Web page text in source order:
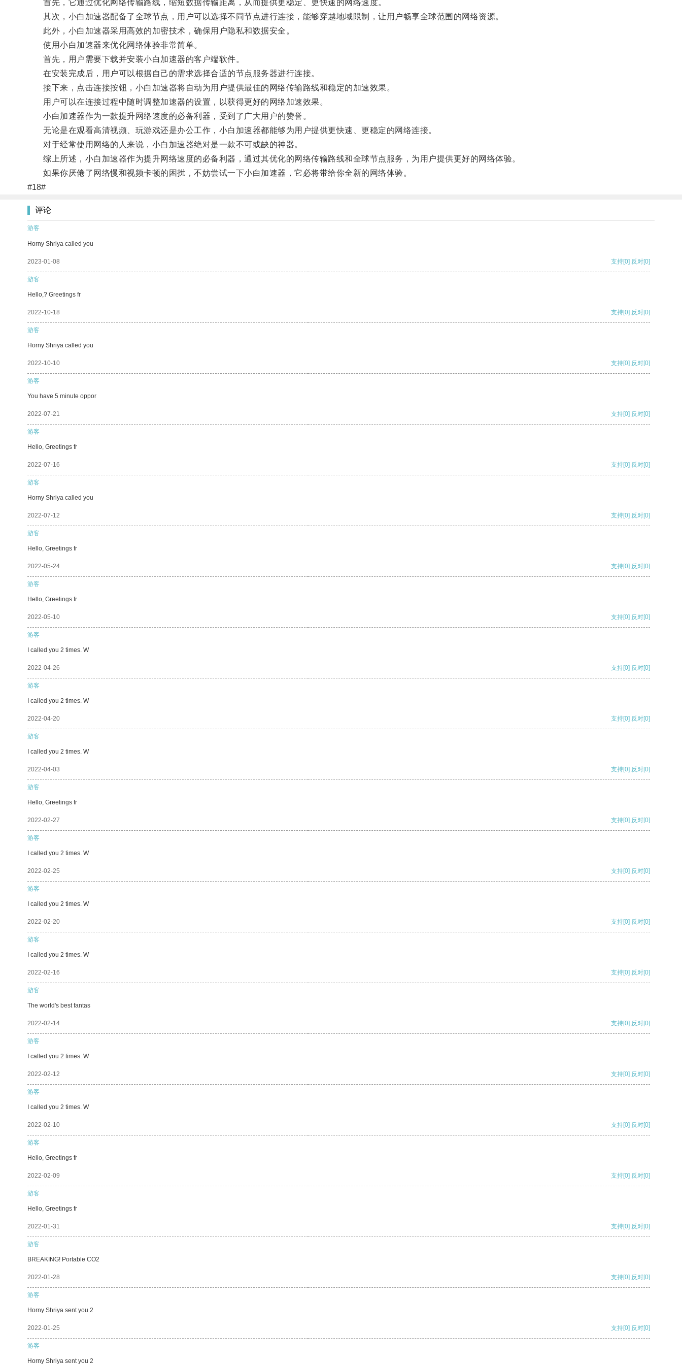
首先，它通过优化网络传输路线，缩短数据传输距离，从而提供更稳定、更快速的网络速度。
其次，小白加速器配备了全球节点，用户可以选择不同节点进行连接，能够穿越地域限制，让用户畅享全球范围的网络资源。
此外，小白加速器采用高效的加密技术，确保用户隐私和数据安全。
使用小白加速器来优化网络体验非常简单。
首先，用户需要下载并安装小白加速器的客户端软件。
在安装完成后，用户可以根据自己的需求选择合适的节点服务器进行连接。
接下来，点击连接按钮，小白加速器将自动为用户提供最佳的网络传输路线和稳定的加速效果。
用户可以在连接过程中随时调整加速器的设置，以获得更好的网络加速效果。
小白加速器作为一款提升网络速度的必备利器，受到了广大用户的赞誉。
无论是在观看高清视频、玩游戏还是办公工作，小白加速器都能够为用户提供更快速、更稳定的网络连接。
对于经常使用网络的人来说，小白加速器绝对是一款不可或缺的神器。
综上所述，小白加速器作为提升网络速度的必备利器，通过其优化的网络传输路线和全球节点服务，为用户提供更好的网络体验。
如果你厌倦了网络慢和视频卡顿的困扰，不妨尝试一下小白加速器，它必将带给你全新的网络体验。
#18#
评论
游客
Horny Shriya called you
2023-01-08 支持[0] 反对[0]
游客
Hello,? Greetings fr
2022-10-18 支持[0] 反对[0]
游客
Horny Shriya called you
2022-10-10 支持[0] 反对[0]
游客
You have 5 minute oppor
2022-07-21 支持[0] 反对[0]
游客
Hello, Greetings fr
2022-07-16 支持[0] 反对[0]
游客
Horny Shriya called you
2022-07-12 支持[0] 反对[0]
游客
Hello, Greetings fr
2022-05-24 支持[0] 反对[0]
游客
Hello, Greetings fr
2022-05-10 支持[0] 反对[0]
游客
I called you 2 times. W
2022-04-26 支持[0] 反对[0]
游客
I called you 2 times. W
2022-04-20 支持[0] 反对[0]
游客
I called you 2 times. W
2022-04-03 支持[0] 反对[0]
游客
Hello, Greetings fr
2022-02-27 支持[0] 反对[0]
游客
I called you 2 times. W
2022-02-25 支持[0] 反对[0]
游客
I called you 2 times. W
2022-02-20 支持[0] 反对[0]
游客
I called you 2 times. W
2022-02-16 支持[0] 反对[0]
游客
The world's best fantas
2022-02-14 支持[0] 反对[0]
游客
I called you 2 times. W
2022-02-12 支持[0] 反对[0]
游客
I called you 2 times. W
2022-02-10 支持[0] 反对[0]
游客
Hello, Greetings fr
2022-02-09 支持[0] 反对[0]
游客
Hello, Greetings fr
2022-01-31 支持[0] 反对[0]
游客
BREAKING! Portable CO2
2022-01-28 支持[0] 反对[0]
游客
Horny Shriya sent you 2
2022-01-25 支持[0] 反对[0]
游客
Horny Shriya sent you 2